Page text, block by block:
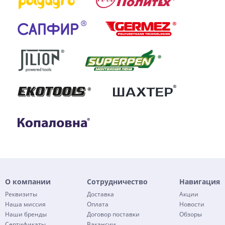
О компании
Реквизиты
Наша миссия
Наши бренды
Сотрудничество
Доставка
Оплата
Договор поставки
Навигация
Акции
Новости
Обзоры